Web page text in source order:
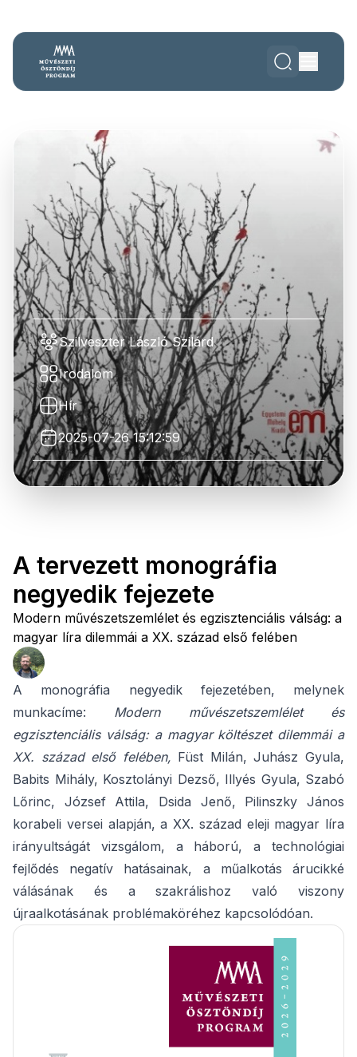
Szilveszter László Szilárd
Irodalom
Hír
2025-07-26 15:12:59
A tervezett monográfia
negyedik fejezete
Modern művészetszemlélet és egzisztenciális válság: a
magyar líra dilemmái a XX. század első felében
A monográfia negyedik fejezetében, melynek
munkacíme: Modern művészetszemlélet és
egzisztenciális válság: a magyar költészet dilemmái a
XX. század első felében, Füst Milán, Juhász Gyula,
Babits Mihály, Kosztolányi Dezső, Illyés Gyula, Szabó
Lőrinc, József Attila, Dsida Jenő, Pilinszky János
korabeli versei alapján, a XX. század eleji magyar líra
irányultságát vizsgálom, a háború, a technológiai
fejlődés negatív hatásainak, a műalkotás árucikké
válásának és a szakrálishoz való viszony
újraalkotásának problémaköréhez kapcsolódóan.